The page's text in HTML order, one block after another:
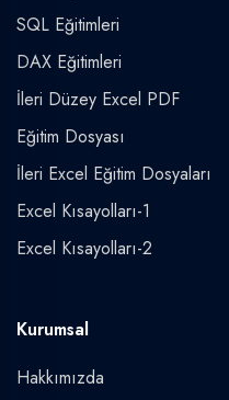
SQL Eğitimleri
DAX Eğitimleri
İleri Düzey Excel PDF
Eğitim Dosyası
İleri Excel Eğitim Dosyaları
Excel Kısayolları-1
Excel Kısayolları-2
Kurumsal
Hakkımızda